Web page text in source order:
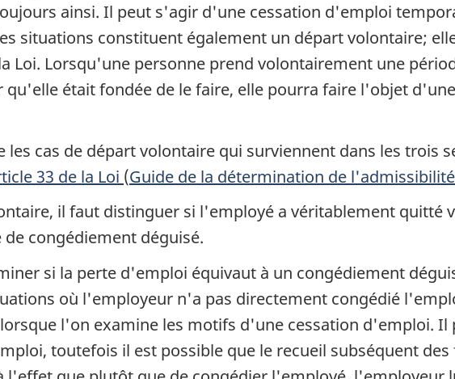
ainsi. Il peut s'agir d'une cessation d'emploi
situations constituent également un départ volontaire;
Loi. Lorsqu'une personne prend volontairement une
qu'elle était fondée de le faire, elle pourra faire l'objet
les cas de départ volontaire qui surviennent dans les trois
33 de la Loi (Guide de la détermination de
il faut distinguer si l'employé a véritablement
congédiement déguisé.
si la perte d'emploi équivaut à un congédiement
où l'employeur n'a pas directement congédié
l'on examine les motifs d'une cessation d'emploi.
toutefois il est possible que le recueil subséquent